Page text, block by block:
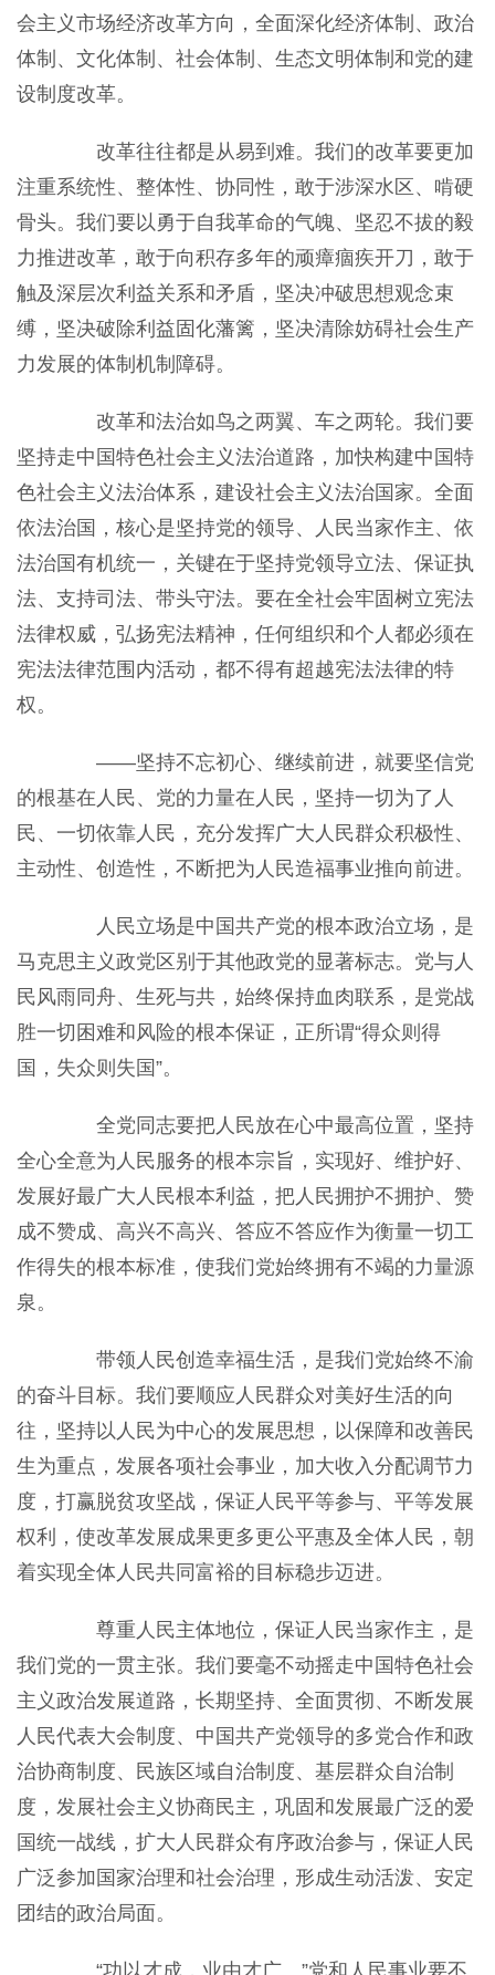
会主义市场经济改革方向，全面深化经济体制、政治
体制、文化体制、社会体制、生态文明体制和党的建
设制度改革。
改革往往都是从易到难。我们的改革要更加
注重系统性、整体性、协同性，敢于涉深水区、啃硬
骨头。我们要以勇于自我革命的气魄、坚忍不拔的毅
力推进改革，敢于向积存多年的顽瘴痼疾开刀，敢于
触及深层次利益关系和矛盾，坚决冲破思想观念束
缚，坚决破除利益固化藩篱，坚决清除妨碍社会生产
力发展的体制机制障碍。
改革和法治如鸟之两翼、车之两轮。我们要
坚持走中国特色社会主义法治道路，加快构建中国特
色社会主义法治体系，建设社会主义法治国家。全面
依法治国，核心是坚持党的领导、人民当家作主、依
法治国有机统一，关键在于坚持党领导立法、保证执
法、支持司法、带头守法。要在全社会牢固树立宪法
法律权威，弘扬宪法精神，任何组织和个人都必须在
宪法法律范围内活动，都不得有超越宪法法律的特
权。
——坚持不忘初心、继续前进，就要坚信党
的根基在人民、党的力量在人民，坚持一切为了人
民、一切依靠人民，充分发挥广大人民群众积极性、
主动性、创造性，不断把为人民造福事业推向前进。
人民立场是中国共产党的根本政治立场，是
马克思主义政党区别于其他政党的显著标志。党与人
民风雨同舟、生死与共，始终保持血肉联系，是党战
胜一切困难和风险的根本保证，正所谓“得众则得
国，失众则失国”。
全党同志要把人民放在心中最高位置，坚持
全心全意为人民服务的根本宗旨，实现好、维护好、
发展好最广大人民根本利益，把人民拥护不拥护、赞
成不赞成、高兴不高兴、答应不答应作为衡量一切工
作得失的根本标准，使我们党始终拥有不竭的力量源
泉。
带领人民创造幸福生活，是我们党始终不渝
的奋斗目标。我们要顺应人民群众对美好生活的向
往，坚持以人民为中心的发展思想，以保障和改善民
生为重点，发展各项社会事业，加大收入分配调节力
度，打赢脱贫攻坚战，保证人民平等参与、平等发展
权利，使改革发展成果更多更公平惠及全体人民，朝
着实现全体人民共同富裕的目标稳步迈进。
尊重人民主体地位，保证人民当家作主，是
我们党的一贯主张。我们要毫不动摇走中国特色社会
主义政治发展道路，长期坚持、全面贯彻、不断发展
人民代表大会制度、中国共产党领导的多党合作和政
治协商制度、民族区域自治制度、基层群众自治制
度，发展社会主义协商民主，巩固和发展最广泛的爱
国统一战线，扩大人民群众有序政治参与，保证人民
广泛参加国家治理和社会治理，形成生动活泼、安定
团结的政治局面。
“功以才成，业由才广。”党和人民事业要不